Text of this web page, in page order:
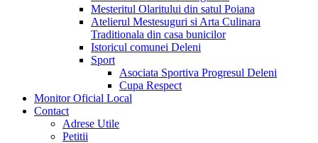
Mesteritul Olaritului din satul Poiana
Atelierul Mestesuguri si Arta Culinara
Traditionala din casa bunicilor
Istoricul comunei Deleni
Sport
Asociata Sportiva Progresul Deleni
Cupa Respect
Monitor Oficial Local
Contact
Adrese Utile
Petitii